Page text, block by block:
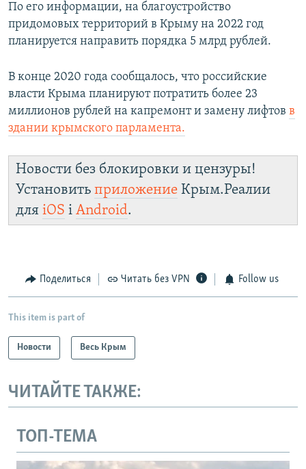
По его информации, на благоустройство
придомовых территорий в Крыму на 2022 год
планируется направить порядка 5 млрд рублей.
В конце 2020 года сообщалось, что российские
власти Крыма планируют потратить более 23
миллионов рублей на капремонт и замену лифтов в
здании крымского парламента.
Новости без блокировки и цензуры!
Установить приложение Крым.Реалии
для iOS і Android.
Поделиться Читать без VPN Follow us
This item is part of
Новости Весь Крым
ЧИТАЙТЕ ТАКЖЕ:
ТОП-ТЕМА